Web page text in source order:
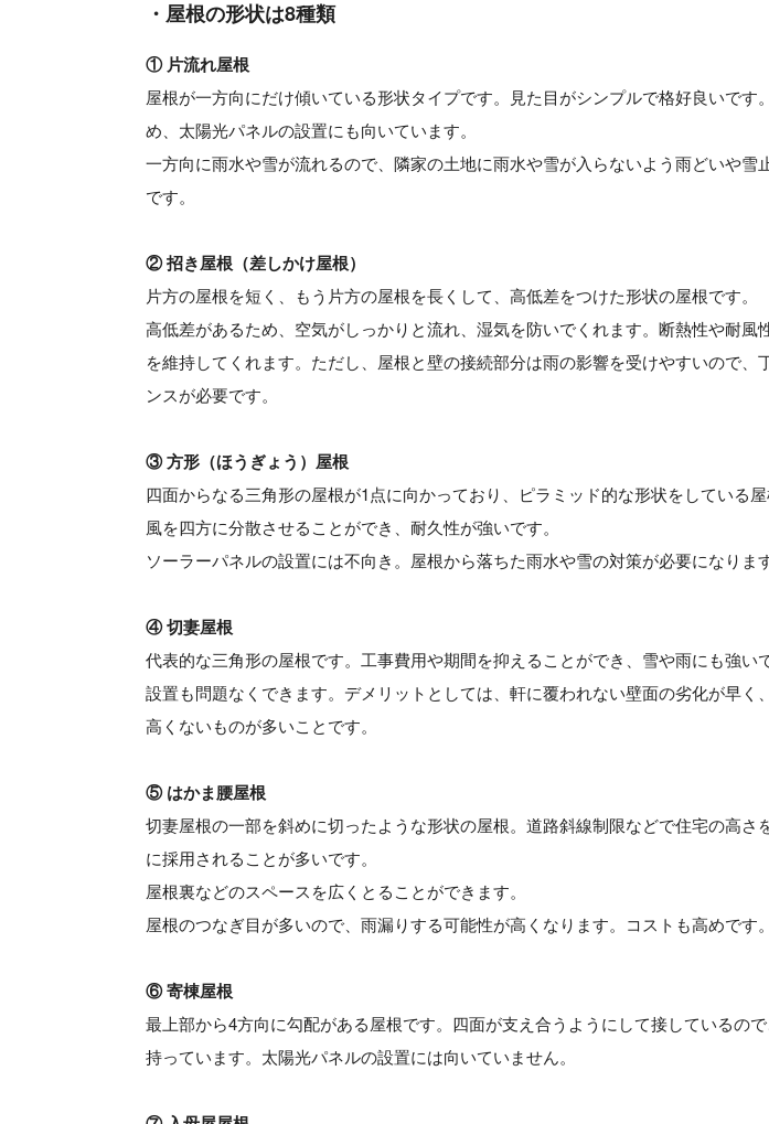
・屋根の形状は8種類
① 片流れ屋根
屋根が一方向にだけ傾いている形状タイプです。見た目がシンプルで格好良いです
め、太陽光パネルの設置にも向いています。
一方向に雨水や雪が流れるので、隣家の土地に雨水や雪が入らないよう雨どいや雪
です。
② 招き屋根（差しかけ屋根）
片方の屋根を短く、もう片方の屋根を長くして、高低差をつけた形状の屋根です。
高低差があるため、空気がしっかりと流れ、湿気を防いでくれます。断熱性や耐風
を維持してくれます。ただし、屋根と壁の接続部分は雨の影響を受けやすいので、
ンスが必要です。
③ 方形（ほうぎょう）屋根
四面からなる三角形の屋根が1点に向かっており、ピラミッド的な形状をしている屋
風を四方に分散させることができ、耐久性が強いです。
ソーラーパネルの設置には不向き。屋根から落ちた雨水や雪の対策が必要になります
④ 切妻屋根
代表的な三角形の屋根です。工事費用や期間を抑えることができ、雪や雨にも強い
設置も問題なくできます。デメリットとしては、軒に覆われない壁面の劣化が早く
高くないものが多いことです。
⑤ はかま腰屋根
切妻屋根の一部を斜めに切ったような形状の屋根。道路斜線制限などで住宅の高さ
に採用されることが多いです。
屋根裏などのスペースを広くとることができます。
屋根のつなぎ目が多いので、雨漏りする可能性が高くなります。コストも高めです。
⑥ 寄棟屋根
最上部から4方向に勾配がある屋根です。四面が支え合うようにして接しているの
持っています。太陽光パネルの設置には向いていません。